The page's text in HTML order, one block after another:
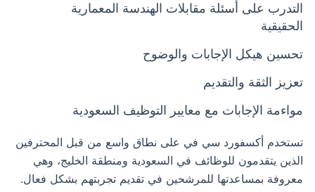
التدرب على أسئلة مقابلات الهندسة المعمارية
الحقيقية
تحسين هيكل الإجابات والوضوح
تعزيز الثقة والتقديم
مواءمة الإجابات مع معايير التوظيف السعودية
تستخدم أكسفورد سي في على نطاق واسع من قبل المحترفين
الذين يتقدمون للوظائف في السعودية ومنطقة الخليج، وهي
معروفة بمساعدتها للمرشحين في تقديم تجربتهم بشكل فعال.